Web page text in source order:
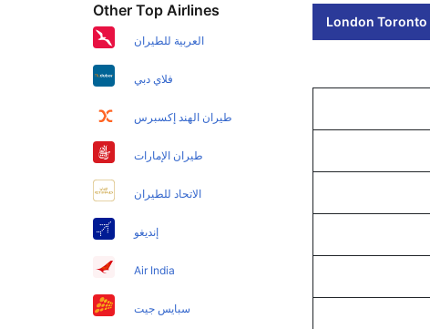
London
Other Top Airlines
العربية للطيران
فلاي دبي
طيران الهند إكسبرس
طيران الإمارات
الاتحاد للطيران
إنديغو
Air India
سبايس جيت